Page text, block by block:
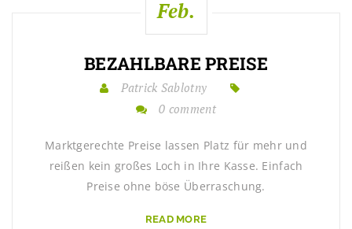
Feb.
BEZAHLBARE PREISE
Patrick Sablotny
0 comment
Marktgerechte Preise lassen Platz für mehr und
reißen kein großes Loch in Ihre Kasse. Einfach
Preise ohne böse Überraschung.
READ MORE